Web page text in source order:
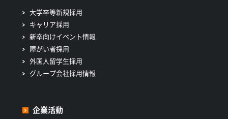
大学卒等新規採用
キャリア採用
新卒向けイベント情報
障がい者採用
外国人留学生採用
グループ会社採用情報
企業活動